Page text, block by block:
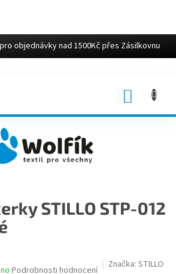
pro objednávky nad 1500Kč přes Zásilkovnu
STILLO STP-012
Podrobnosti hodnocení Značka: STILLO